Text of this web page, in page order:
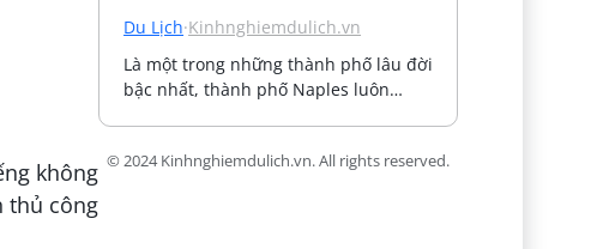
không
thủ công
Du Lịch·Kinhnghiemdulich.vn
Là một trong những thành phố lâu đời
bậc nhất, thành phố Naples luôn…
© 2024 Kinhnghiemdulich.vn. All rights reserved.